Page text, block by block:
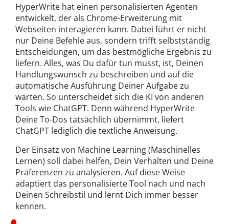
HyperWrite hat einen personalisierten Agenten
entwickelt, der als Chrome-Erweiterung mit
Webseiten interagieren kann. Dabei führt er nicht
nur Deine Befehle aus, sondern trifft selbstständig
Entscheidungen, um das bestmögliche Ergebnis zu
liefern. Alles, was Du dafür tun musst, ist, Deinen
Handlungswunsch zu beschreiben und auf die
automatische Ausführung Deiner Aufgabe zu
warten. So unterscheidet sich die KI von anderen
Tools wie ChatGPT. Denn während HyperWrite
Deine To-Dos tatsächlich übernimmt, liefert
ChatGPT lediglich die textliche Anweisung.
Der Einsatz von Machine Learning (Maschinelles
Lernen) soll dabei helfen, Dein Verhalten und Deine
Präferenzen zu analysieren. Auf diese Weise
adaptiert das personalisierte Tool nach und nach
Deinen Schreibstil und lernt Dich immer besser
kennen.